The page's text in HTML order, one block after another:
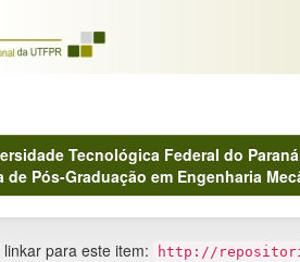
Tecnológica Federal do Paraná
de Pós-Graduação em Engenharia
para este item: http://